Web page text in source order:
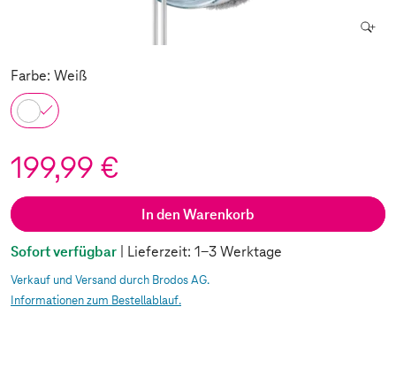
Farbe: Weiß
199,99 €
In den Warenkorb
Sofort verfügbar | Lieferzeit: 1-3 Werktage
Verkauf und Versand durch Brodos AG.
Informationen zum Bestellablauf.